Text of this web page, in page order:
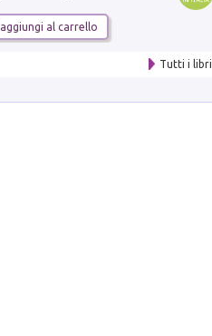
aggiungi al carrello
Tutti i libri